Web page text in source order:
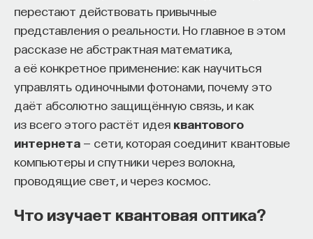
перестают действовать привычные
представления о реальности. Но главное в этом
рассказе не абстрактная математика,
а её конкретное применение: как научиться
управлять одиночными фотонами, почему это
даёт абсолютно защищённую связь, и как
из всего этого растёт идея квантового
интернета — сети, которая соединит квантовые
компьютеры и спутники через волокна,
проводящие свет, и через космос.
Что изучает квантовая оптика?
медицины сна университетской клинической
больницы № 3.
НАД МАТЕРИАЛОМ РАБОТАЛИ